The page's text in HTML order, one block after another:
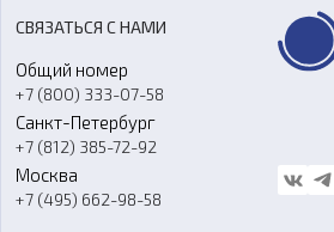
Оборудование и материалы для
Аксессуары и прочее оборудование
Программное обеспечение
Ремонт и услуги
О компании
Контакты
Гос. закупки
Стать дилером
Блог
СВЯЗАТЬСЯ С НАМИ
Общий номер
+7 (800) 333-07-58
Санкт-Петербург
+7 (812) 385-72-92
Москва
+7 (495) 662-98-58